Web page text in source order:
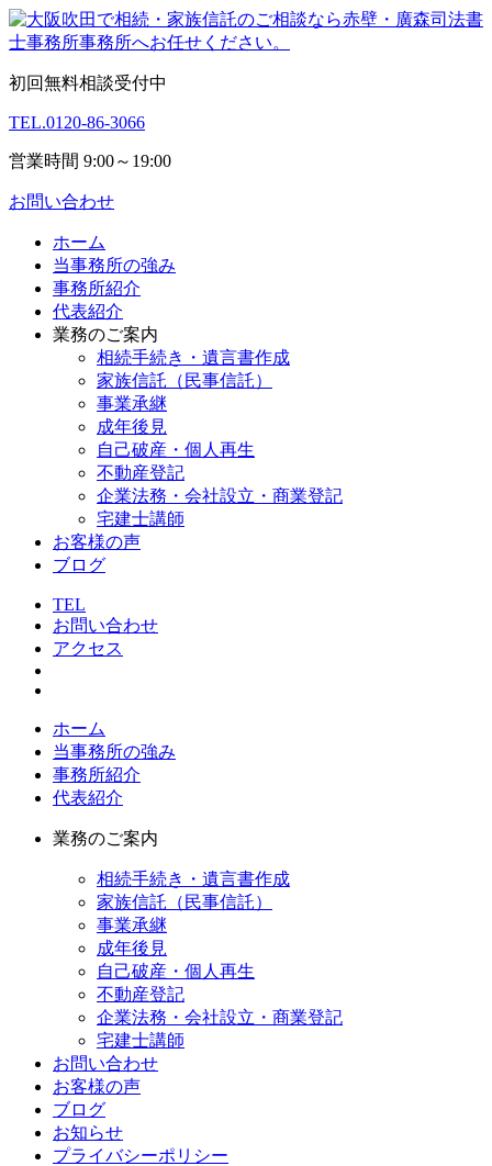
初回無料相談受付中
TEL.0120-86-3066
営業時間 9:00～19:00
お問い合わせ
ホーム
当事務所の強み
事務所紹介
代表紹介
業務のご案内
相続手続き・遺言書作成
家族信託（民事信託）
事業承継
成年後見
自己破産・個人再生
不動産登記
企業法務・会社設立・商業登記
宅建士講師
お客様の声
ブログ
TEL
お問い合わせ
アクセス
ホーム
当事務所の強み
事務所紹介
代表紹介
業務のご案内
相続手続き・遺言書作成
家族信託（民事信託）
事業承継
成年後見
自己破産・個人再生
不動産登記
企業法務・会社設立・商業登記
宅建士講師
お問い合わせ
お客様の声
ブログ
お知らせ
プライバシーポリシー